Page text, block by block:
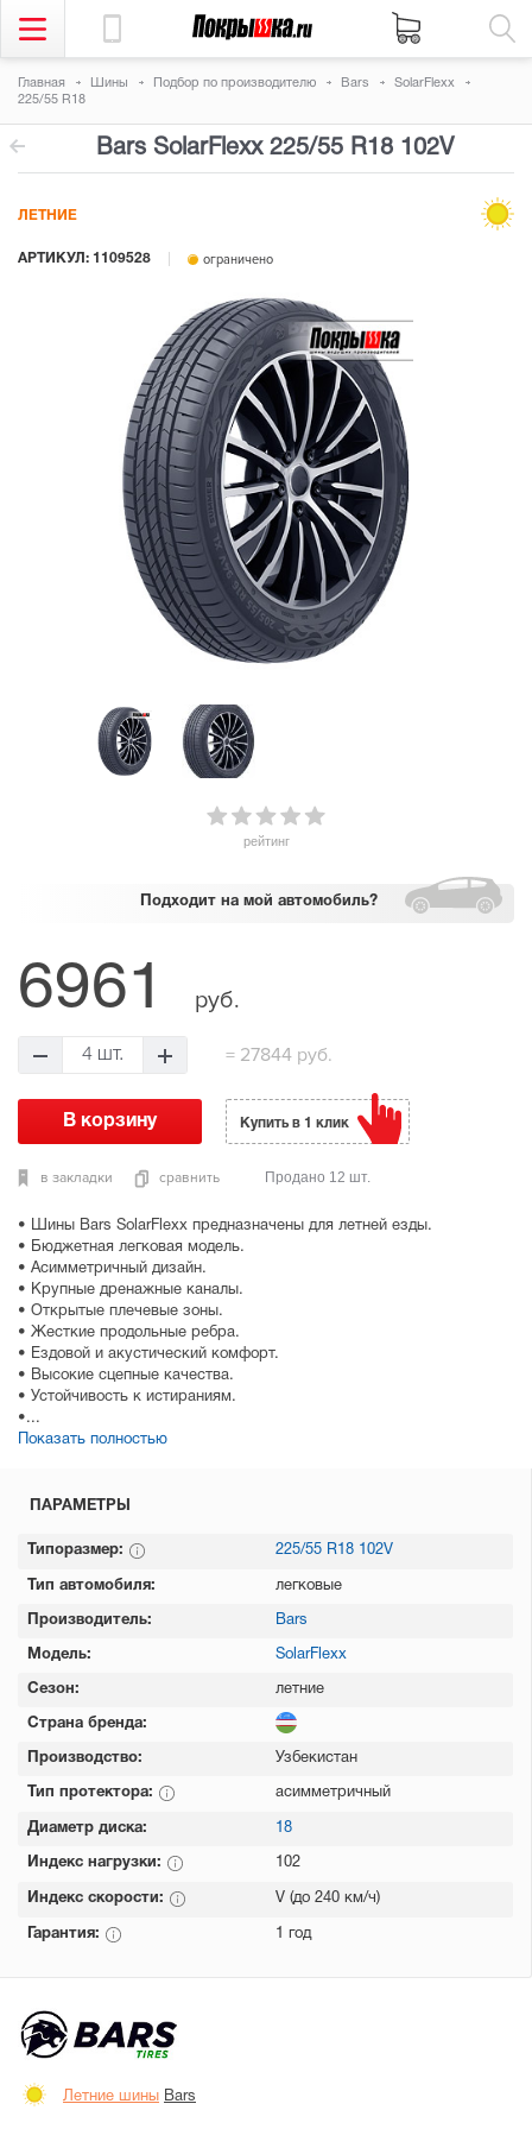
Главная Шины Подбор по производителю Bars
SolarFlexx
225/55 R18
Bars SolarFlexx 225/55 R18 102V
рейтинг
АРТИКУЛ: 1109528 ограничено
ЛЕТНИЕ
Подходит на мой автомобиль?
• Шины Bars SolarFlexx предназначены для летней езды.
• Бюджетная легковая модель.
• Асимметричный дизайн.
• Крупные дренажные каналы.
• Открытые плечевые зоны.
• Жесткие продольные ребра.
• Ездовой и акустический комфорт.
• Высокие сцепные качества.
• Устойчивость к истираниям.
•...
Показать полностью
6961 руб.
4 шт. = 27844 руб.
в закладки сравнить
Купить в 1 клик
Продано 12 шт.
ПАРАМЕТРЫ
Типоразмер: 225/55 R18 102V
Тип автомобиля: легковые
Производитель: Bars
Модель: SolarFlexx
Сезон: летние
Страна бренда:
Производство: Узбекистан
Тип протектора: асимметричный
Диаметр диска: 18
Индекс нагрузки: 102
Индекс скорости: V (до 240 км/ч)
Гарантия: 1 год
Летние шины Bars